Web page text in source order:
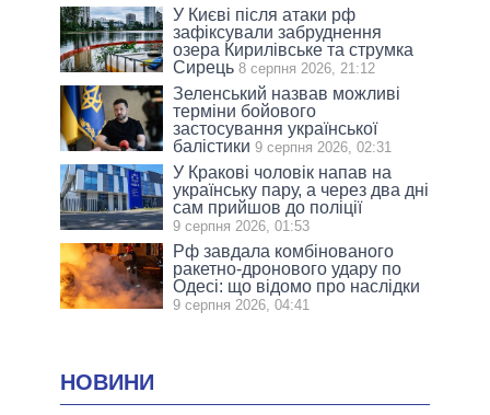
У Києві після атаки рф
зафіксували забруднення
озера Кирилівське та струмка
Сирець 8 серпня 2026, 21:12
Зеленський назвав можливі
терміни бойового
застосування української
балістики 9 серпня 2026, 02:31
У Кракові чоловік напав на
українську пару, а через два дні
сам прийшов до поліції
9 серпня 2026, 01:53
Рф завдала комбінованого
ракетно-дронового удару по
Одесі: що відомо про наслідки
9 серпня 2026, 04:41
НОВИНИ